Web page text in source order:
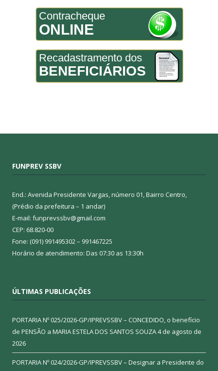
Contracheque
ONLINE
Recadastramento dos
BENEFICIÁRIOS
FUNPREV SSBV
End.: Avenida Presidente Vargas, número 01, Bairro Centro,
(Prédio da prefeitura – 1 andar)
E-mail: funprevssbv@gmail.com
CEP: 68.820-00
Fone: (091) 991495302 – 991467225
Horário de atendimento: Das 07:30 as 13:30h
ÚLTIMAS PUBLICAÇÕES
PORTARIA Nº 025/2026-GP/IPREVSSBV – CONCEDIDO, o benefício
de PENSÃO a MARIA ESTELA DOS SANTOS SOUZA4 de agosto de
2026
PORTARIA Nº 024/2026-GP/IPREVSSBV – Designar a Presidente do